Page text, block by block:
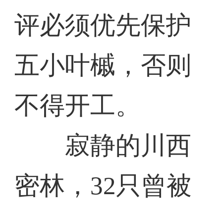
评必须优先保护
五小叶槭，否则
不得开工。
寂静的川西
密林，32只曾被